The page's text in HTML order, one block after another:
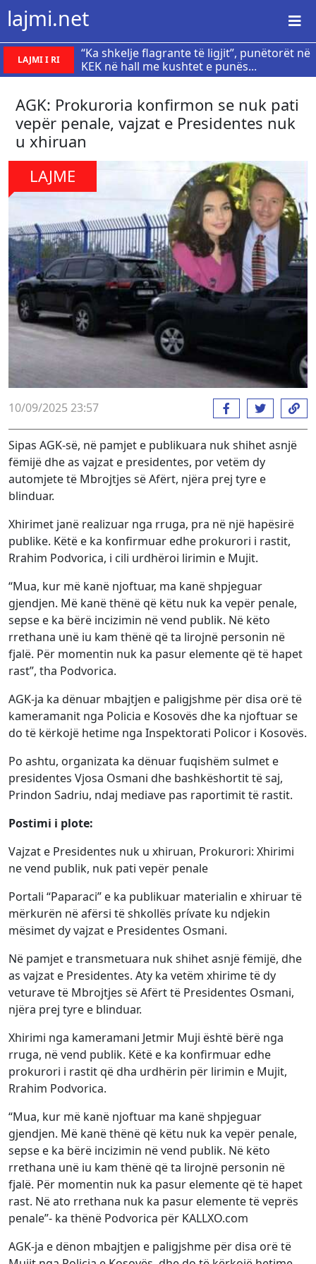
lajmi.net
LAJMI I RI
“Ka shkelje flagrante të ligjit”, punëtorët në
KEK në hall me kushtet e punës...
AGK: Prokuroria konfirmon se nuk pati
vepër penale, vajzat e Presidentes nuk
u xhiruan
LAJME
10/09/2025 23:57
Sipas AGK-së, në pamjet e publikuara nuk shihet asnjë
fëmijë dhe as vajzat e presidentes, por vetëm dy
automjete të Mbrojtjes së Afërt, njëra prej tyre e
blinduar.
Xhirimet janë realizuar nga rruga, pra në një hapësirë
publike. Këtë e ka konfirmuar edhe prokurori i rastit,
Rrahim Podvorica, i cili urdhëroi lirimin e Mujit.
“Mua, kur më kanë njoftuar, ma kanë shpjeguar
gjendjen. Më kanë thënë që këtu nuk ka vepër penale,
sepse e ka bërë incizimin në vend publik. Në këto
rrethana unë iu kam thënë që ta lirojnë personin në
fjalë. Për momentin nuk ka pasur elemente që të hapet
rast”, tha Podvorica.
AGK-ja ka dënuar mbajtjen e paligjshme për disa orë të
kameramanit nga Policia e Kosovës dhe ka njoftuar se
do të kërkojë hetime nga Inspektorati Policor i Kosovës.
Po ashtu, organizata ka dënuar fuqishëm sulmet e
presidentes Vjosa Osmani dhe bashkëshortit të saj,
Prindon Sadriu, ndaj mediave pas raportimit të rastit.
Postimi i plote:
Vajzat e Presidentes nuk u xhiruan, Prokurori: Xhirimi
ne vend publik, nuk pati vepër penale
Portali “Paparaci” e ka publikuar materialin e xhiruar të
mërkurën në afërsi të shkollës prívate ku ndjekin
mësimet dy vajzat e Presidentes Osmani.
Në pamjet e transmetuara nuk shihet asnjë fëmijë, dhe
as vajzat e Presidentes. Aty ka vetëm xhirime të dy
veturave të Mbrojtjes së Afërt të Presidentes Osmani,
njëra prej tyre e blinduar.
Xhirimi nga kameramani Jetmir Muji është bërë nga
rruga, në vend publik. Këtë e ka konfirmuar edhe
prokurori i rastit që dha urdhërin për lirimin e Mujit,
Rrahim Podvorica.
“Mua, kur më kanë njoftuar ma kanë shpjeguar
gjendjen. Më kanë thënë që këtu nuk ka vepër penale,
sepse e ka bërë incizimin në vend publik. Në këto
rrethana unë iu kam thënë që ta lirojnë personin në
fjalë. Për momentin nuk ka pasur elemente që të hapet
rast. Në ato rrethana nuk ka pasur elemente të veprës
penale”- ka thënë Podvorica për KALLXO.com
AGK-ja e dënon mbajtjen e paligjshme për disa orë të